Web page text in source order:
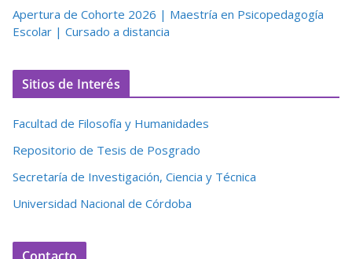
Apertura de Cohorte 2026 | Maestría en Psicopedagogía
Escolar | Cursado a distancia
Sitios de Interés
Facultad de Filosofía y Humanidades
Repositorio de Tesis de Posgrado
Secretaría de Investigación, Ciencia y Técnica
Universidad Nacional de Córdoba